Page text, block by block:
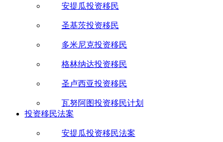
安提瓜投资移民
圣基茨投资移民
多米尼克投资移民
格林纳达投资移民
圣卢西亚投资移民
瓦努阿图投资移民计划
投资移民法案
安提瓜投资移民法案